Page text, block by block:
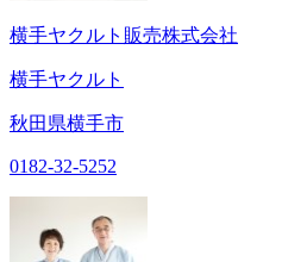
横手ヤクルト販売株式会社
横手ヤクルト
秋田県横手市
0182-32-5252